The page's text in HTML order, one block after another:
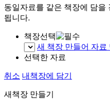
동일자료를 같은 책장에 담을
됩니다.
책장선택
새 책장 만들어 자료
선택한 자료
취소 내책장에 담기
새책장 만들기